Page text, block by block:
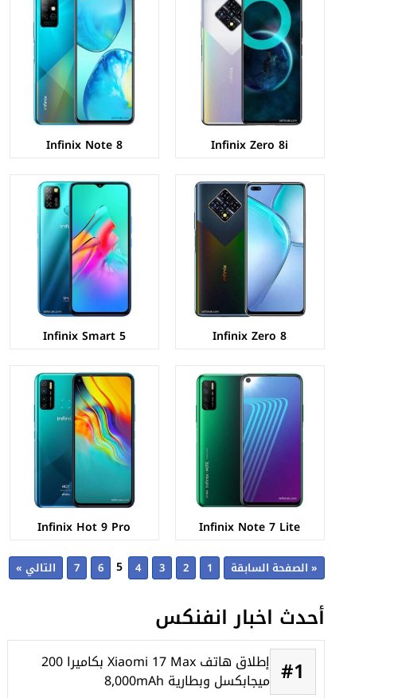
Infinix Zero 8i
Infinix Note 8
Infinix Zero 8
الشاشة:IPS LCD بحجم 6.85 بوصة بدقة FHD+
المعالج:Mediatek MT6785 Helio G90T
الكاميرات:خلفية 64+8+2+2 م.ب/ امامية 48+8 م.ب.
الذاكرة+الرام:
نظام التشغيل:Android 10
4500 ملي امبير - 33 واط
عرض المواصفات ←
Infinix Smart 5
الشاشة:IPS LCD بحجم 6.6 بوصة بدقة HD+
المعالج:Mediatek MT6761D Helio A20
الكاميرات:خلفية 8+QVGA م.ب/ امامية 8 م.ب.
الذاكرة+الرام:
نظام التشغيل:Android 10 (Go edition)
البطارية:5000 ملي امبير
عرض المواصفات ←
Infinix Note 7 Lite
الشاشة:IPS LCD بحجم 6.6 بوصة بدقة HD+
المعالج:Mediatek MT6762 Helio P22
الكاميرات:خلفية 48+2+2+AI م.ب/ امامية 8 م.ب.
الذاكرة+الرام:
نظام التشغيل:Android 10
البطارية:5000 ملي امبير
عرض المواصفات ←
Infinix Hot 9 Pro
المعالج:Mediatek MT6762 Helio P22
الكاميرات:خلفية 48+2+2+AI م.ب/ امامية 8 م.ب.
الذاكرة+الرام:64 + 4 جيجابايت، كارت ميموري.
نظام التشغيل:Android 10
البطارية:5000 ملي امبير
عرض المواصفات ←
« الصفحة السابقة 1
2
3
4
5
6
7 التالي »
أحدث اخبار انفنكس
#1
إطلاق هاتف Xiaomi 17 Max بكاميرا 200
ميجابكسل وبطارية 8,000mAh